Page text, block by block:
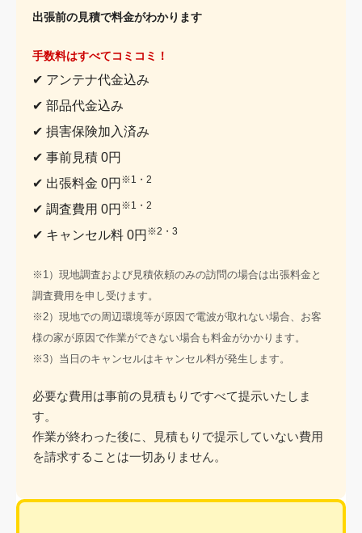
出張前の見積で料金がわかります
手数料はすべてコミコミ！
✔ アンテナ代金込み
✔ 部品代金込み
✔ 損害保険加入済み
✔ 事前見積 0円
✔ 出張料金 0円 ※1・2
✔ 調査費用 0円 ※1・2
✔ キャンセル料 0円 ※2・3
※1）現地調査および見積依頼のみの訪問の場合は出張料金と
調査費用を申し受けます。
※2）現地での周辺環境等が原因で電波が取れない場合、お客
様の家が原因で作業ができない場合も料金がかかります。
※3）当日のキャンセルはキャンセル料が発生します。
必要な費用は事前の見積もりですべて提示いたしま
す。
作業が終わった後に、見積もりで提示していない費用
を請求することは一切ありません。